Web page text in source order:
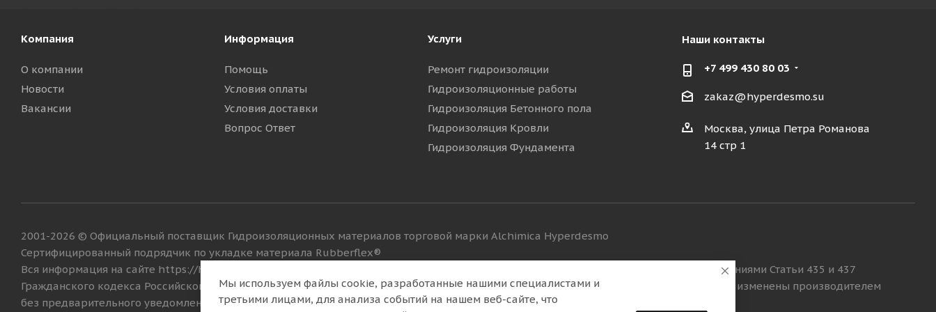
Компания
О компании
Новости
Вакансии
Информация
Помощь
Условия оплаты
Условия доставки
Вопрос Ответ
Услуги
Ремонт гидроизоляции
Гидроизоляционные работы
Гидроизоляция Бетонного пола
Гидроизоляция Кровли
Гидроизоляция Фундамента
Наши контакты
+7 499 430 80 03
zakaz@hyperdesmo.su
Москва, улица Петра Романова
14 стр 1
2001-2026 © Официальный поставщик Гидроизоляционных материалов торговой марки Alchimica Hyperdesmo
Сертифицированный подрядчик по укладке материала Rubberflex®
Вся информация на сайте https://hyperdesmo.su/ носит справочный характер и не является публичной офертой, определяемой положениями Статьи 435 и 437
Гражданского кодекса Российской Федерации. Технические параметры (спецификация), цена и комплект поставки товара могут быть изменены производителем
без предварительного уведомления.
Мы используем файлы cookie, разработанные нашими специалистами и
третьими лицами, для анализа событий на нашем веб-сайте, что